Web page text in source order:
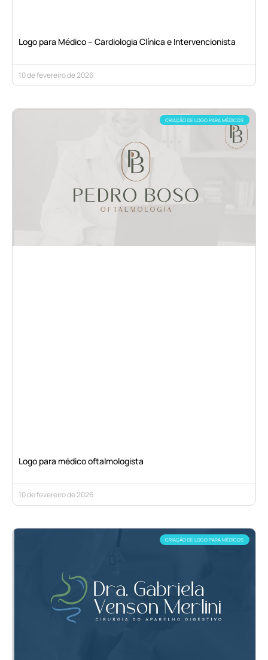
Logo para Médico – Cardiologia Clínica e Intervencionista
10 de fevereiro de 2026
CRIAÇÃO DE LOGO PARA MÉDICOS
Logo para médico oftalmologista
10 de fevereiro de 2026
CRIAÇÃO DE LOGO PARA MÉDICOS